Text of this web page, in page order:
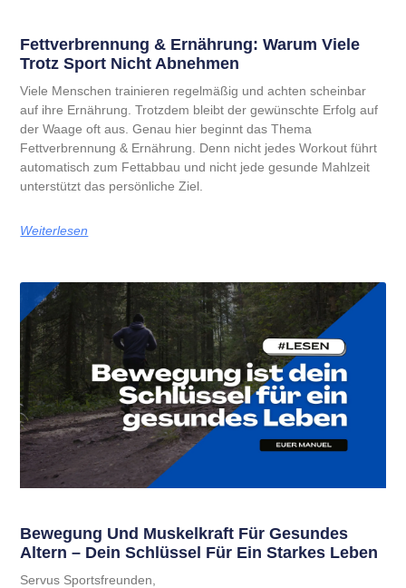
Fettverbrennung & Ernährung: Warum Viele
Trotz Sport Nicht Abnehmen
Viele Menschen trainieren regelmäßig und achten scheinbar
auf ihre Ernährung. Trotzdem bleibt der gewünschte Erfolg auf
der Waage oft aus. Genau hier beginnt das Thema
Fettverbrennung & Ernährung. Denn nicht jedes Workout führt
automatisch zum Fettabbau und nicht jede gesunde Mahlzeit
unterstützt das persönliche Ziel.
Weiterlesen
Bewegung Und Muskelkraft Für Gesundes
Altern – Dein Schlüssel Für Ein Starkes Leben
Servus Sportsfreunden,